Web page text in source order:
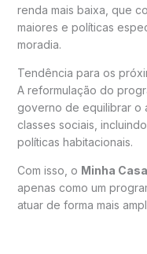
renda mais baixa, que
maiores e políticas
moradia.
Tendência para os
A reformulação do
governo de equilibrar o
classes sociais,
políticas habitacionais.
Com isso, o Minha
apenas como um
atuar de forma mais